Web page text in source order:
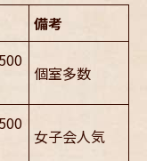
備考
個室多数
女子会人気